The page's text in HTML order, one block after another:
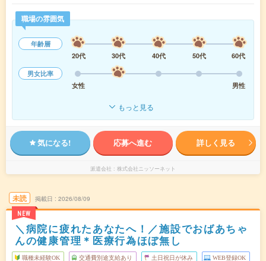
職場の雰囲気
年齢層
20代
30代 40代 50代
60代
男女比率
女性
男性
もっと見る
気になる! 応募へ進む 詳しく見る
派遣会社 株式会社ニッソーネット
未読
NEW
掲載日 2026/08/09
＼病院に疲れたあなたへ！／施設でおばあちゃ
んの健康管理＊医療行為ほぼ無し
職種未経験OK 交通費別途支給あり 土日祝日が休み WEB登録OK